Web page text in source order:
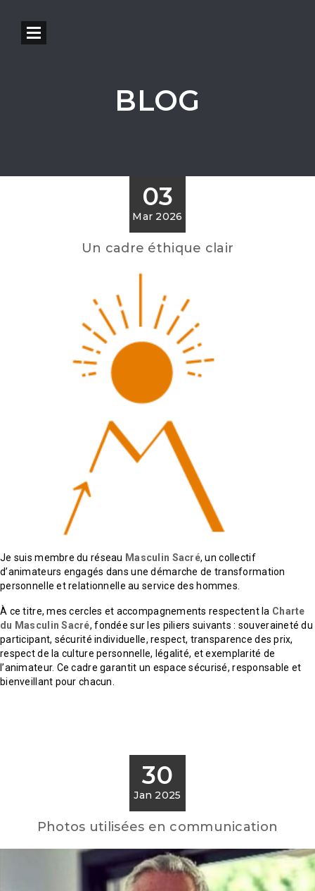
BLOG
03
Mar 2026
Un cadre éthique clair
Je suis membre du réseau Masculin Sacré, un collectif
d’animateurs engagés dans une démarche de transformation
personnelle et relationnelle au service des hommes.
À ce titre, mes cercles et accompagnements respectent la Charte
du Masculin Sacré, fondée sur les piliers suivants : souveraineté du
participant, sécurité individuelle, respect, transparence des prix,
respect de la culture personnelle, légalité, et exemplarité de
l’animateur. Ce cadre garantit un espace sécurisé, responsable et
bienveillant pour chacun.
30
Jan 2025
Photos utilisées en communication